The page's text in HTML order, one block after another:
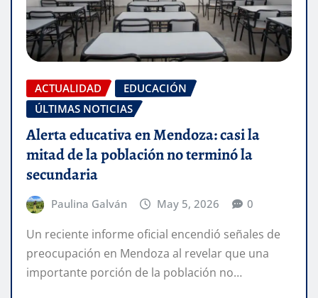
ACTUALIDAD
EDUCACIÓN
ÚLTIMAS NOTICIAS
Alerta educativa en Mendoza: casi la
mitad de la población no terminó la
secundaria
Paulina Galván May 5, 2026 0
Un reciente informe oficial encendió señales de
preocupación en Mendoza al revelar que una
importante porción de la población no…